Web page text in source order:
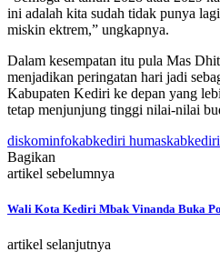
ini adalah kita sudah tidak punya
miskin ektrem,” ungkapnya.
Dalam kesempatan itu pula Mas
menjadikan peringatan hari jadi
Kabupaten Kediri ke depan yang
tetap menjunjung tinggi nilai-nilai
diskominfokabkediri humaskabkediri
Bagikan
artikel sebelumnya
Wali Kota Kediri Mbak Vinanda Buka
artikel selanjutnya